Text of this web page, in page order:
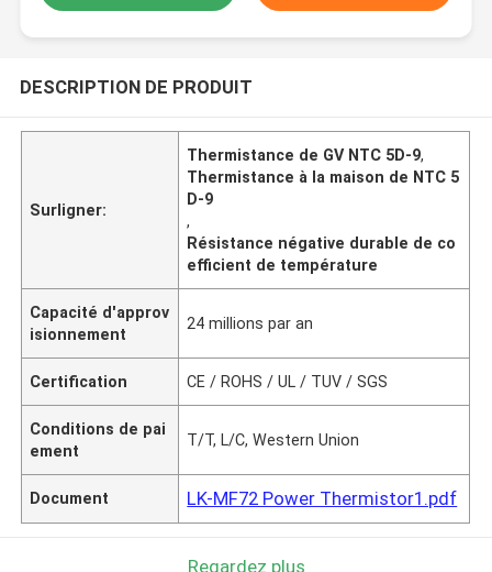
DESCRIPTION DE PRODUIT
Surligner:
Thermistance de GV NTC 5D-9,
Thermistance à la maison de NTC 5
D-9
,
Résistance négative durable de co
efficient de température
Capacité d'approv
isionnement
24 millions par an
Certification CE / ROHS / UL / TUV / SGS
Conditions de pai
ement
T/T, L/C, Western Union
Document LK-MF72 Power Thermistor1.pdf
Regardez plus